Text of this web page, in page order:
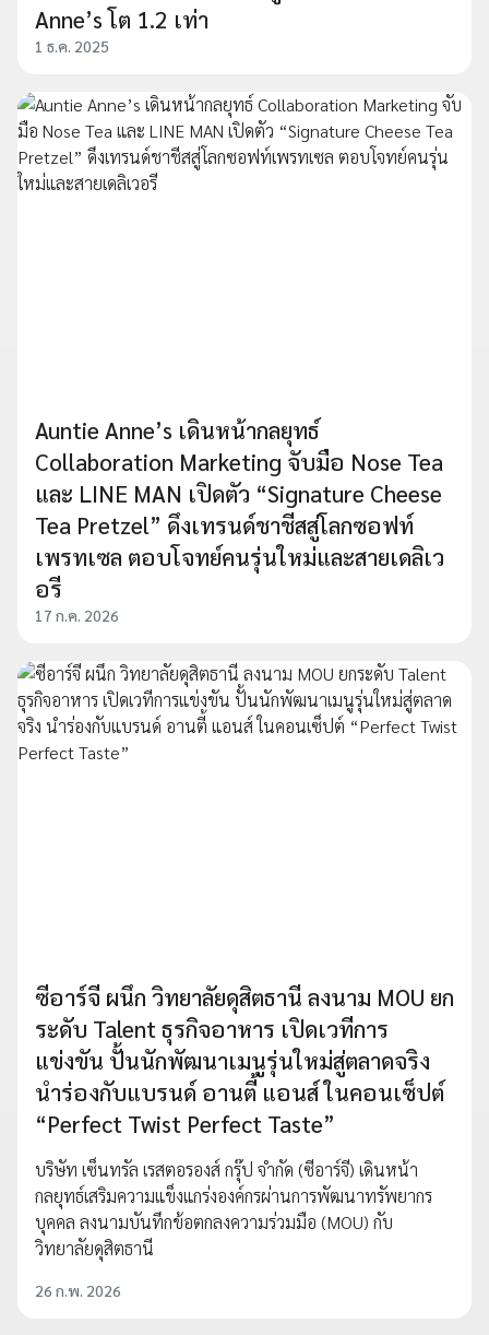
Anne’s โต 1.2 เท่า
1 ธ.ค. 2025
Auntie Anne’s เดินหน้ากลยุทธ์
Collaboration Marketing จับมือ Nose Tea
และ LINE MAN เปิดตัว “Signature Cheese
Tea Pretzel” ดึงเทรนด์ชาชีสสู่โลกซอฟท์
เพรทเซล ตอบโจทย์คนรุ่นใหม่และสายเดลิเว
อรี
17 ก.ค. 2026
ซีอาร์จี ผนึก วิทยาลัยดุสิตธานี ลงนาม MOU ยก
ระดับ Talent ธุรกิจอาหาร เปิดเวทีการ
แข่งขัน ปั้นนักพัฒนาเมนูรุ่นใหม่สู่ตลาดจริง
นำร่องกับแบรนด์ อานตี้ แอนส์ ในคอนเซ็ปต์
“Perfect Twist Perfect Taste”
บริษัท เซ็นทรัล เรสตอรองส์ กรุ๊ป จำกัด (ซีอาร์จี) เดินหน้า
กลยุทธ์เสริมความแข็งแกร่งองค์กรผ่านการพัฒนาทรัพยากร
บุคคล ลงนามบันทึกข้อตกลงความร่วมมือ (MOU) กับ
วิทยาลัยดุสิตธานี
26 ก.พ. 2026